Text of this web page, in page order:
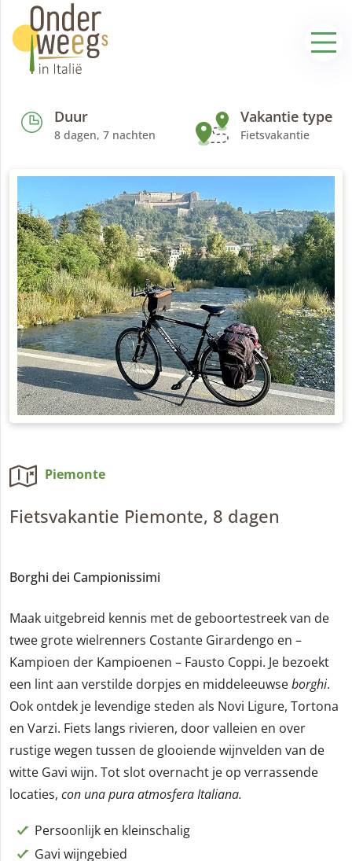
Duur
8 dagen, 7 nachten
Vakantie type
Fietsvakantie
Piemonte
Fietsvakantie Piemonte, 8 dagen
Borghi dei Campionissimi
Maak uitgebreid kennis met de geboortestreek van de
twee grote wielrenners Costante Girardengo en –
Kampioen der Kampioenen – Fausto Coppi. Je bezoekt
een lint aan verstilde dorpjes en middeleeuwseborghi.
Ook ontdek je levendige steden als Novi Ligure, Tortona
en Varzi. Fiets langs rivieren, door valleien en over
rustige wegen tussen de glooiende wijnvelden van de
witte Gavi wijn. Tot slot overnacht je op verrassende
locaties, con una pura atmosfera Italiana.
Persoonlijk en kleinschalig
Gavi wijngebied